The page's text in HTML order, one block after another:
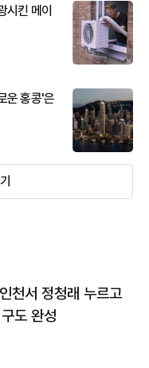
시킨 메이
운 홍콩'은
천서 정청래 누르고
도 완성